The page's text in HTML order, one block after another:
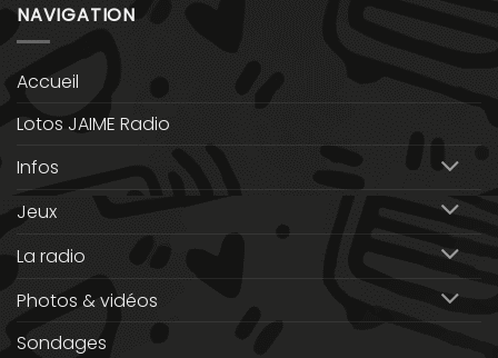
NAVIGATION
Accueil
Lotos JAIME Radio
Infos
Jeux
La radio
Photos & vidéos
Sondages